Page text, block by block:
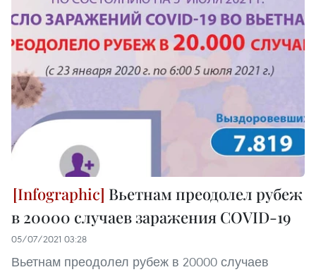
Вьетнам преодолел рубеж
в 20000 случаев заражения COVID-19
05/07/2021 03:28
Вьетнам преодолел рубеж в 20000 случаев